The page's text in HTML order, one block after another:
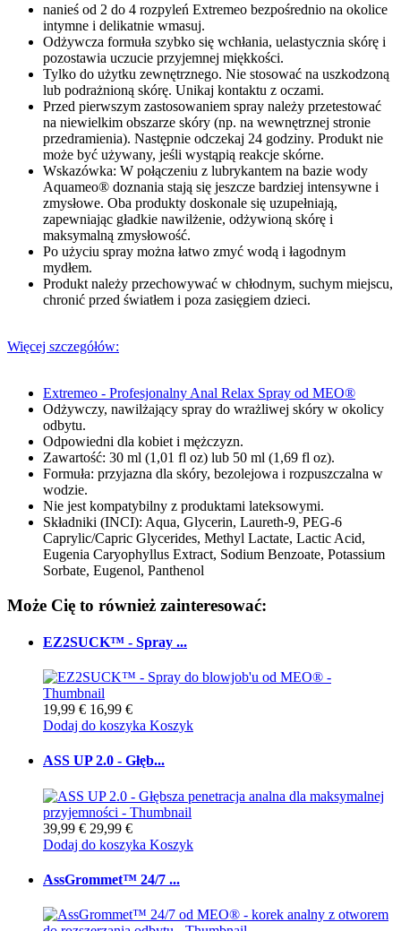
nanieś od 2 do 4 rozpyleń Extremeo bezpośrednio na okolice
intymne i delikatnie wmasuj.
Odżywcza formuła szybko się wchłania, uelastycznia skórę i
pozostawia uczucie przyjemnej miękkości.
Tylko do użytku zewnętrznego. Nie stosować na uszkodzoną
lub podrażnioną skórę. Unikaj kontaktu z oczami.
Przed pierwszym zastosowaniem spray należy przetestować
na niewielkim obszarze skóry (np. na wewnętrznej stronie
przedramienia). Następnie odczekaj 24 godziny. Produkt nie
może być używany, jeśli wystąpią reakcje skórne.
Wskazówka: W połączeniu z lubrykantem na bazie wody
Aquameo® doznania stają się jeszcze bardziej intensywne i
zmysłowe. Oba produkty doskonale się uzupełniają,
zapewniając gładkie nawilżenie, odżywioną skórę i
maksymalną zmysłowość.
Po użyciu spray można łatwo zmyć wodą i łagodnym
mydłem.
Produkt należy przechowywać w chłodnym, suchym miejscu,
chronić przed światłem i poza zasięgiem dzieci.
Więcej szczegółów:
Extremeo - Profesjonalny Anal Relax Spray od MEO®
Odżywczy, nawilżający spray do wrażliwej skóry w okolicy
odbytu.
Odpowiedni dla kobiet i mężczyzn.
Zawartość: 30 ml (1,01 fl oz) lub 50 ml (1,69 fl oz).
Formuła: przyjazna dla skóry, bezolejowa i rozpuszczalna w
wodzie.
Nie jest kompatybilny z produktami lateksowymi.
Składniki (INCI): Aqua, Glycerin, Laureth-9, PEG-6
Caprylic/Capric Glycerides, Methyl Lactate, Lactic Acid,
Eugenia Caryophyllus Extract, Sodium Benzoate, Potassium
Sorbate, Eugenol, Panthenol
Może Cię to również zainteresować:
EZ2SUCK™ - Spray ...
19,99 € 16,99 €
Dodaj do koszyka Koszyk
ASS UP 2.0 - Głęb...
39,99 € 29,99 €
Dodaj do koszyka Koszyk
AssGrommet™ 24/7 ...